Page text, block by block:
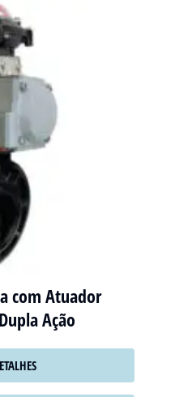
com Atuador
Ação